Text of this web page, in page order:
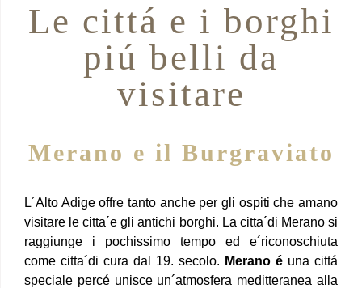
Le cittá e i borghi
piú belli da
visitare
Merano e il Burgraviato
L´Alto Adige offre tanto anche per gli ospiti che amano
visitare le citta´e gli antichi borghi. La citta´di Merano si
raggiunge i pochissimo tempo ed e´riconoschiuta
come citta´di cura dal 19. secolo. Merano é una cittá
speciale percé unisce un´atmosfera meditteranea alla